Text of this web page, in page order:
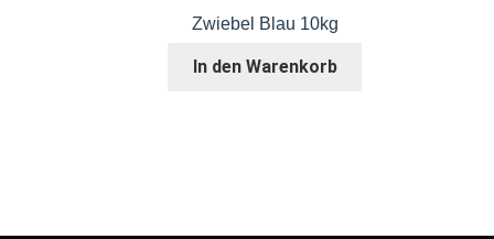
Zwiebel Blau 10kg
In den Warenkorb